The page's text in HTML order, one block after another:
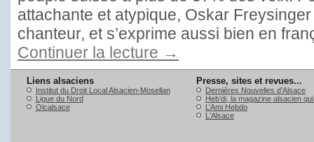
attachante et atypique, Oskar
chanteur, et s’exprime aussi bien en
Continuer la lecture →
Liens alsaciens
Institut du Droit Local Alsacien-Mosellan
Ligue du Nord
Olcalsace
Presse, sites et revues...
Dernières Nouvelles d’Alsace
Heb'di, la magazine alsacien
L’Ami Hebdo
L'Alsace